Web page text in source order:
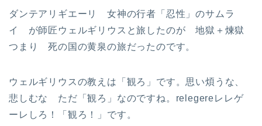
ダンテアリギエーリ 女神の行者「忍性」のサムラ
イ が師匠ウェルギリウスと旅したのが 地獄＋煉獄
つまり 死の国の黄泉の旅だったのです。
ウェルギリウスの教えは「観ろ」です。思い煩うな、
悲しむな ただ「観ろ」なのですね。relegereレレゲ
ーレしろ！「観ろ！」です。